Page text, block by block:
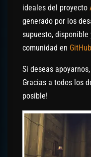
ideales del proyecto
generado por los
supuesto,
comunidad en GitHub
Si deseas
Gracias a todos los
posible!